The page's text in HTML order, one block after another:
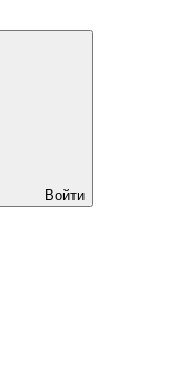
Войти